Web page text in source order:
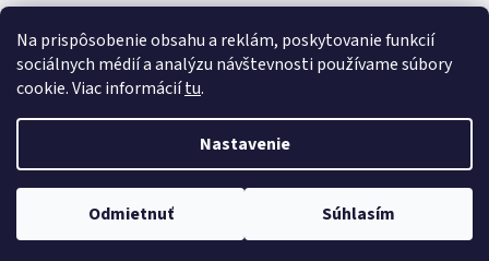
Na prispôsobenie obsahu a reklám, poskytovanie funkcií
sociálnych médií a analýzu návštevnosti používame súbory
cookie. Viac informáciítu.
Nastavenie
Odmietnuť Súhlasím
Facebook
Copyright 2026BleBle. Všetky práva vyhradené.Upraviť nastavenie